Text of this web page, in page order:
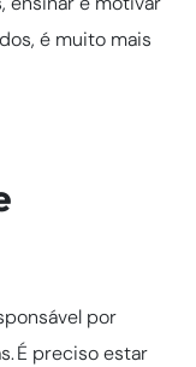
é muito mais
por
É preciso estar